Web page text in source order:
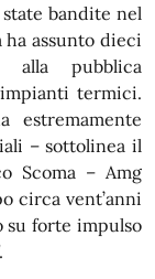
bandite nel
ha assunto dieci
alla pubblica
termici.
estremamente
– sottolinea il
Scoma – Amg
circa vent’anni
su forte impulso